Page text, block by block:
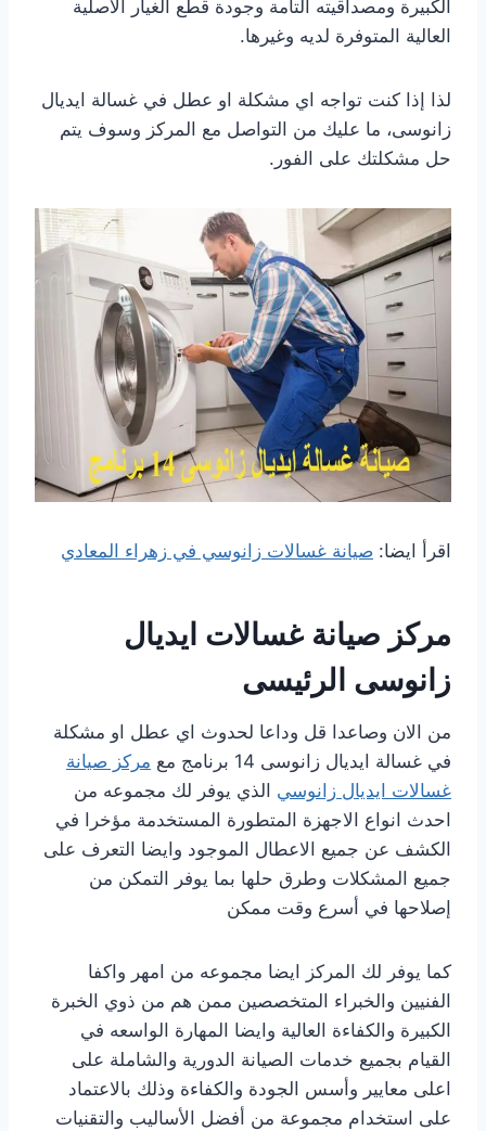
الكبيرة ومصداقيته التامة وجودة قطع الغيار الاصلية
العالية المتوفرة لديه وغيرها.
لذا إذا كنت تواجه اي مشكلة او عطل في غسالة ايديال
زانوسى، ما عليك من التواصل مع المركز وسوف يتم
حل مشكلتك على الفور.
اقرأ ايضا: صيانة غسالات زانوسي في زهراء المعادي
مركز صيانة غسالات ايديال
زانوسى الرئيسى
من الان وصاعدا قل وداعا لحدوث اي عطل او مشكلة
في غسالة ايديال زانوسى 14 برنامج مع
مركز صيانة
غسالات ايديال زانوسي الذي يوفر لك مجموعه من
احدث انواع الاجهزة المتطورة المستخدمة مؤخرا في
الكشف عن جميع الاعطال الموجود وايضا التعرف على
جميع المشكلات وطرق حلها بما يوفر التمكن من
إصلاحها في أسرع وقت ممكن
كما يوفر لك المركز ايضا مجموعه من امهر واكفا
الفنيين والخبراء المتخصصين ممن هم من ذوي الخبرة
الكبيرة والكفاءة العالية وايضا المهارة الواسعه في
القيام بجميع خدمات الصيانة الدورية والشاملة على
اعلى معايير وأسس الجودة والكفاءة وذلك بالاعتماد
على استخدام مجموعة من أفضل الأساليب والتقنيات